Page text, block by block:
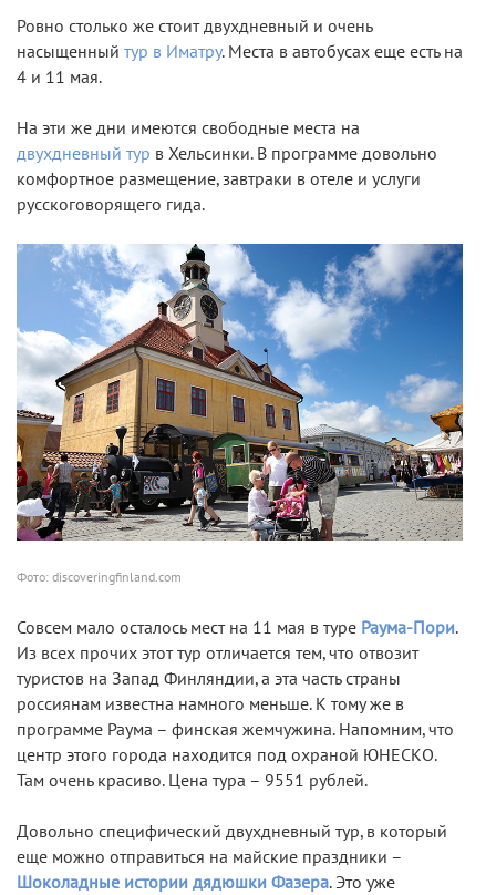
Ровно столько же стоит двухдневный и очень
насыщенный тур в Иматру. Места в автобусах еще есть на
4 и 11 мая.
На эти же дни имеются свободные места на
двухдневный тур в Хельсинки. В программе довольно
комфортное размещение, завтраки в отеле и услуги
русскоговорящего гида.
Фото: discoveringfinland.com
Совсем мало осталось мест на 11 мая в туре Раума-Пори.
Из всех прочих этот тур отличается тем, что отвозит
туристов на Запад Финляндии, а эта часть страны
россиянам известна намного меньше. К тому же в
программе Раума – финская жемчужина. Напомним, что
центр этого города находится под охраной ЮНЕСКО.
Там очень красиво. Цена тура – 9551 рублей.
Довольно специфический двухдневный тур, в который
еще можно отправиться на майские праздники –
Шоколадные истории дядюшки Фазера. Это уже